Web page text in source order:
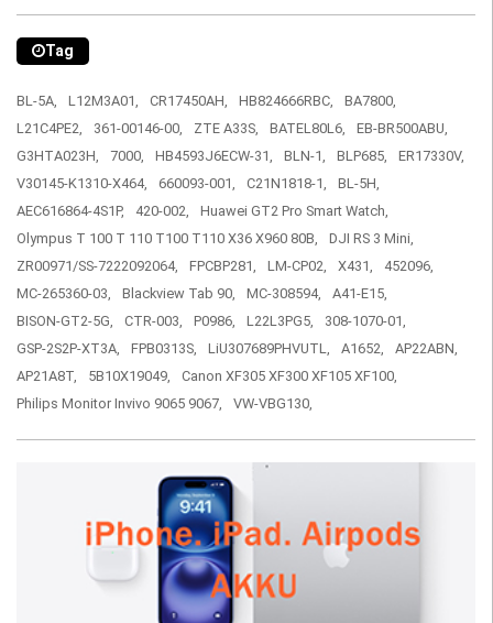
Tag
BL-5A, L12M3A01, CR17450AH, HB824666RBC,
BA7800,
L21C4PE2,
361-00146-00, ZTE A33S, BATEL80L6,
EB-BR500ABU,
G3HTA023H,
7000, HB4593J6ECW-31, BLN-1, BLP685,
ER17330V,
V30145-K1310-X464,
660093-001, C21N1818-1,
BL-5H,
AEC616864-4S1P,
420-002,
Huawei GT2 Pro Smart Watch,
Olympus T 100 T 110 T100 T110 X36 X960 80B,
DJI RS 3 Mini,
ZR00971/SS-7222092064,
FPCBP281, LM-CP02, X431,
452096,
MC-265360-03,
Blackview Tab 90, MC-308594,
A41-E15,
BISON-GT2-5G,
CTR-003, P0986, L22L3PG5,
308-1070-01,
GSP-2S2P-XT3A,
FPB0313S, LiU307689PHVUTL, A1652,
AP22ABN,
AP21A8T,
5B10X19049,
Canon XF305 XF300 XF105 XF100,
Philips Monitor Invivo 9065 9067,
VW-VBG130,